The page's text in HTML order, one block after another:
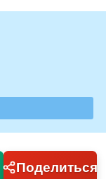
Поделиться